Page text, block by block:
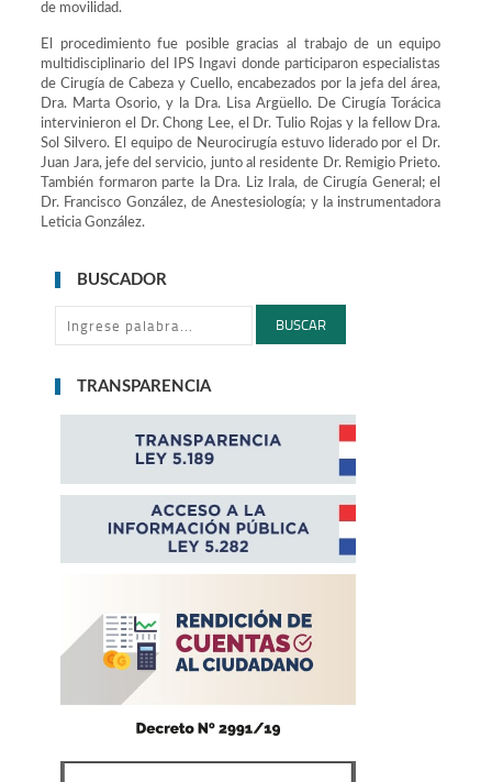
de movilidad.
El procedimiento fue posible gracias al trabajo de un equipo
multidisciplinario del IPS Ingavi donde participaron especialistas
de Cirugía de Cabeza y Cuello, encabezados por la jefa del área,
Dra. Marta Osorio, y la Dra. Lisa Argüello. De Cirugía Torácica
intervinieron el Dr. Chong Lee, el Dr. Tulio Rojas y la fellow Dra.
Sol Silvero. El equipo de Neurocirugía estuvo liderado por el Dr.
Juan Jara, jefe del servicio, junto al residente Dr. Remigio Prieto.
También formaron parte la Dra. Liz Irala, de Cirugía General; el
Dr. Francisco González, de Anestesiología; y la instrumentadora
Leticia González.
BUSCADOR
BUSCAR
TRANSPARENCIA